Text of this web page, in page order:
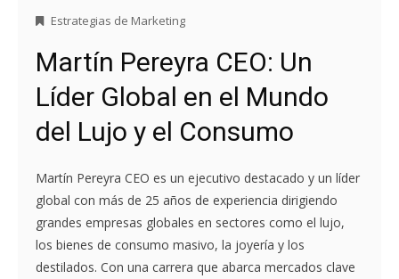
Estrategias de Marketing
Martín Pereyra CEO: Un
Líder Global en el Mundo
del Lujo y el Consumo
Martín Pereyra CEO es un ejecutivo destacado y un líder
global con más de 25 años de experiencia dirigiendo
grandes empresas globales en sectores como el lujo,
los bienes de consumo masivo, la joyería y los
destilados. Con una carrera que abarca mercados clave